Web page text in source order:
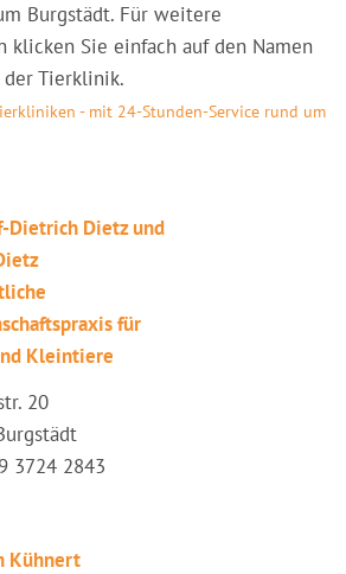
Burgstädt. Für weitere
klicken Sie einfach auf den Namen
Tierklinik.
- mit 24-Stunden-Service rund um
Dietrich Dietz und
für
Kleintiere
20
3724 2843
Kühnert